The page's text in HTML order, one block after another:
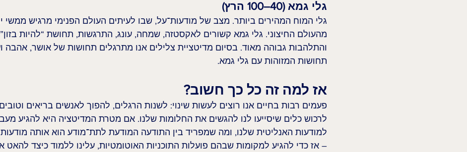
גלי גמא (40–100 הרץ)
גלי המוח המהירים ביותר. מצב של מודעות־על, שבו לעיתים העולם הפנימי מרגיש ממשי
מהעולם החיצוני. גלי גמא קשורים לאקסטזה, שמחה, עונג, התרגשות, תחושת “להיות בזון”
והתלהבות גבוהה מאוד. בסיום מדיטציית צלילים אנו מתרגלים תחושות של אושר, אהבה
תחושות המזוהות עם גלי גמא.
אז למה זה כל כך חשוב?
פעמים רבות בחיים אנו רוצים לעשות שינוי: לשנות הרגלים, להפוך לאנשים בריאים
לרכוש כלים שיסייעו לנו להגשים את החלומות שלנו. אם מטרת המדיטציה היא להגיע
למודעות האנליטית שלנו, ומה שמפריד בין התודעה המודעת לתת־מודע הוא אותה
– אז כדי להגיע למקומות שבהם פועלות התוכניות האוטומטיות, עלינו ללמוד כיצד להאט